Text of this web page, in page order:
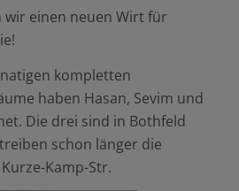
wir einen neuen Wirt für
kompletten
haben Hasan, Sevim und
Die drei sind in Bothfeld
schon länger die
Kamp-Str.